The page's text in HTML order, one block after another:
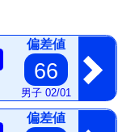
偏差値
66
男子 02/01
偏差値